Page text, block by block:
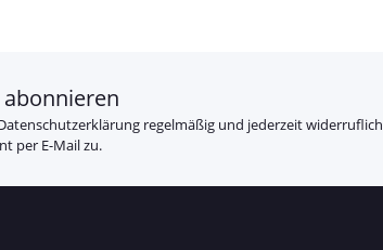
regelmäßig und jederzeit widerruflich
per E-Mail zu.